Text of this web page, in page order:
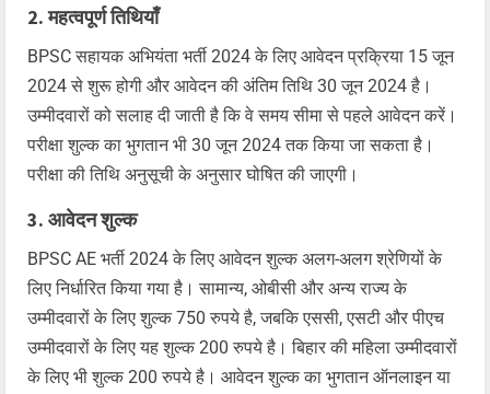
2. महत्वपूर्ण तिथियाँ
BPSC सहायक अभियंता भर्ती 2024 के लिए आवेदन प्रक्रिया 15 जून
2024 से शुरू होगी और आवेदन की अंतिम तिथि 30 जून 2024 है।
उम्मीदवारों को सलाह दी जाती है कि वे समय सीमा से पहले आवेदन करें।
परीक्षा शुल्क का भुगतान भी 30 जून 2024 तक किया जा सकता है।
परीक्षा की तिथि अनुसूची के अनुसार घोषित की जाएगी।
3. आवेदन शुल्क
BPSC AE भर्ती 2024 के लिए आवेदन शुल्क अलग-अलग श्रेणियों के
लिए निर्धारित किया गया है। सामान्य, ओबीसी और अन्य राज्य के
उम्मीदवारों के लिए शुल्क 750 रुपये है, जबकि एससी, एसटी और पीएच
उम्मीदवारों के लिए यह शुल्क 200 रुपये है। बिहार की महिला उम्मीदवारों
के लिए भी शुल्क 200 रुपये है। आवेदन शुल्क का भुगतान ऑनलाइन या